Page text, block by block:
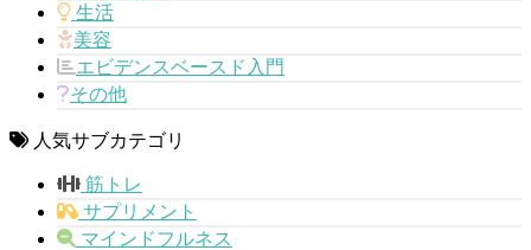
生活
美容
エビデンスベースド入門
その他
人気サブカテゴリ
筋トレ
サプリメント
マインドフルネス